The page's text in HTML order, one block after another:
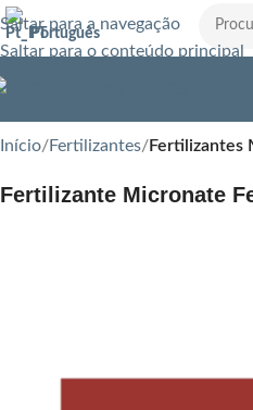
Saltar para a navegação
Saltar para o conteúdo principal
Português
Início Fertilizantes Fertilizantes
Fertilizante Micronate